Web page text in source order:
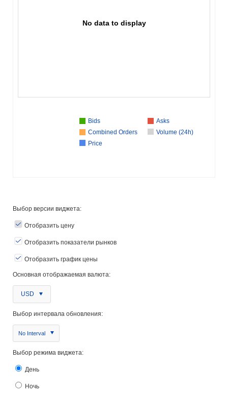
No data to display
Bids
Asks
Combined Orders
Volume (24h)
Price
Выбор версии виджета:
Отобразить цену
Отобразить показатели рынков
Отобразить график цены
Основная отображаемая валюта:
USD
Выбор интервала обновления:
No Interval
Выбор режима виджета:
День
Ночь